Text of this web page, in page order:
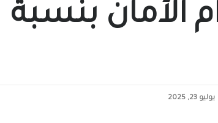
الأمان بنسبة
يوليو 23, 2025